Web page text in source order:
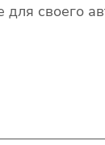
своего